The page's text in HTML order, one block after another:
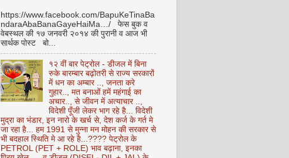
https://www.facebook.com/BapuKeTinaBa
ndaraAbaBanaGayeHaiMa…/ फेस बुक व
वेबस्थल की १७ जनवरी २०१४ की पुरानी व आज भी
सार्थक पोस्ट बो...
१२ वीं बार पेट्रोल - डीजल में बिना
रुके बारम्बार बढ़ोतरी से राज्य सरकारों
में धन का अम्बार .., जनता करे
गुहार.., मत बनाओं हमें महंगाई का
अचार.., से जीवन में अत्याचार ..,
विदेशी पूँजी लेकर भाग रहे है... विदेशी
मुद्रा का भंडार, इन नारो के खर्च से, देश कर्ज के गर्त मे
जा रहा है... हम 1991 से मुन्ना मन मोहन की सरकार से
भी बदहाल स्थिति मे आ रहे है...???? पेट्रोल के
PETROL (PET + ROLE) भाव बढ़ाना, इनका